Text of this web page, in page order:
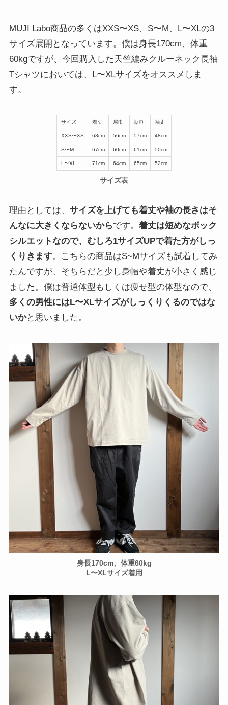
MUJI Labo商品の多くはXXS〜XS、S〜M、L〜XLの3
サイズ展開となっています。僕は身長170cm、体重
60kgですが、今回購入した天竺編みクルーネック長袖
Tシャツにおいては、L〜XLサイズをオススメしま
す。
サイズ 着丈 肩巾 裾巾 袖丈
XXS〜XS 63cm 56cm 57cm 48cm
S〜M 67cm 60cm 61cm 50cm
L〜XL 71cm 64cm 65cm 52cm
サイズ表
理由としては、 サイズを上げても着丈や袖の長さはそ
んなに大きくならないからです。 着丈は短めなボック
シルエットなので、むしろ1サイズUPで着た方がしっ
くりきます。こちらの商品はS~Mサイズも試着してみ
たんですが、そちらだと少し身幅や着丈が小さく感じ
ました。僕は普通体型もしくは痩せ型の体型なので、
多くの男性にはL〜XLサイズがしっくりくるのではな
いかと思いました。
身長170cm、体重60kg
L〜XLサイズ着用